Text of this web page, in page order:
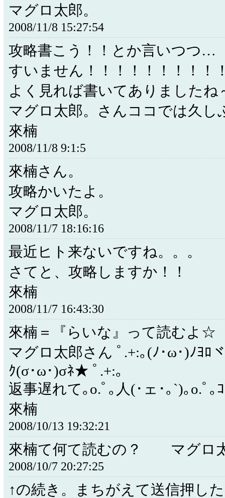
マグロ太郎。
2008/11/8 15:27:54
攻略書こう！！とか言いつつ…
すいません！！！！！！！！！
よく見れば書いてありましたね
マグロ太郎。さんココでは久し
來楠
2008/11/8 9:1:5
來楠さん。
攻略かいたよ。
マグロ太郎。
2008/11/7 18:16:16
最近ヒト来ないですね。。。
さてと、攻略しますか！！
來楠
2008/11/7 16:43:30
來楠＝『らいな』って読むよ☆
マグロ太郎さん ﾟ.+:｡(ﾉ･ω･)ﾉﾖﾛ
ｸ(σ･ω･)σﾈ★ ﾟ.+:｡
返事遅れて｡o.ﾟ｡人(･ェ･｡`)｡o.ﾟ｡
來楠
2008/10/13 19:32:21
來楠て何て読むの？ マグロ
2008/10/7 20:27:25
↑の続き。まちがえて送信押し